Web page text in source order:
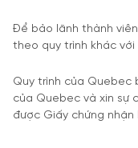
Để bảo lãnh thành
theo quy trình khác
Quy trình của
của Quebec và xin sự
được Giấy chứng nhận